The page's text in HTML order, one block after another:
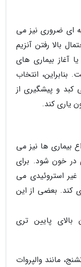
ای ضروری نیز می
بالا رفتن آنزیم
آغاز بیماری های
بنابراین، انتخاب
کبد و پیشگیری از
یاری کند.
بیماری ها نیز می
در خون شود. برای
غیر استروئیدی می
کند. بعضی از این
بالای پایین تری
مانند والپروات